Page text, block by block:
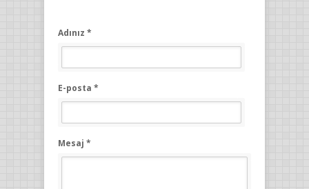
Adınız *
E-posta *
Mesaj *